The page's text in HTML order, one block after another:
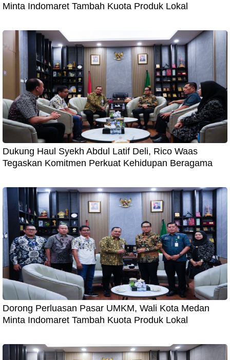
Minta Indomaret Tambah Kuota Produk Lokal
Dukung Haul Syekh Abdul Latif Deli, Rico Waas
Tegaskan Komitmen Perkuat Kehidupan Beragama
Dorong Perluasan Pasar UMKM, Wali Kota Medan
Minta Indomaret Tambah Kuota Produk Lokal